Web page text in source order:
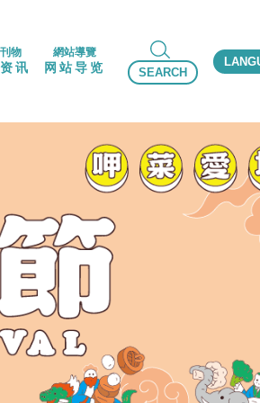
物
讯
網站導覽
网站导览 SEARCH